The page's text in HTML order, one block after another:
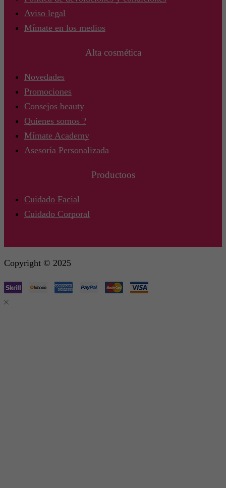
Aviso legal
Mímate en los medios
Alta cosmética
Novedades
Promociones
Consejos beauty
Quienes somos ?
Mímate Academy
Asesoría Personalizada
Productoos
Cuidado Facial
Cuidado Corporal
Copyright © 2025